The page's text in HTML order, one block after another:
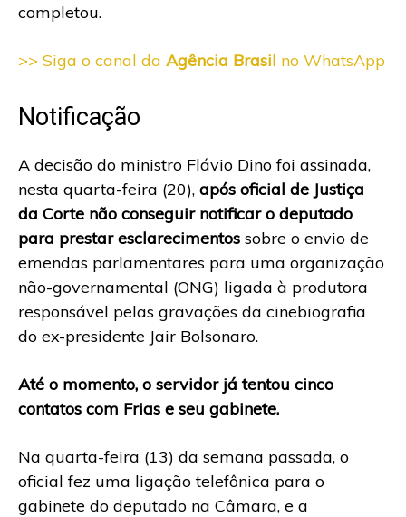
completou.
>> Siga o canal da Agência Brasil no WhatsApp
Notificação
A decisão do ministro Flávio Dino foi assinada,
nesta quarta-feira (20), após oficial de Justiça
da Corte não conseguir notificar o deputado
para prestar esclarecimentos sobre o envio de
emendas parlamentares para uma organização
não-governamental (ONG) ligada à produtora
responsável pelas gravações da cinebiografia
do ex-presidente Jair Bolsonaro.
Até o momento, o servidor já tentou cinco
contatos com Frias e seu gabinete.
Na quarta-feira (13) da semana passada, o
oficial fez uma ligação telefônica para o
gabinete do deputado na Câmara, e a